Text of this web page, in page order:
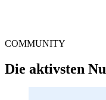
COMMUNITY
Die aktivsten